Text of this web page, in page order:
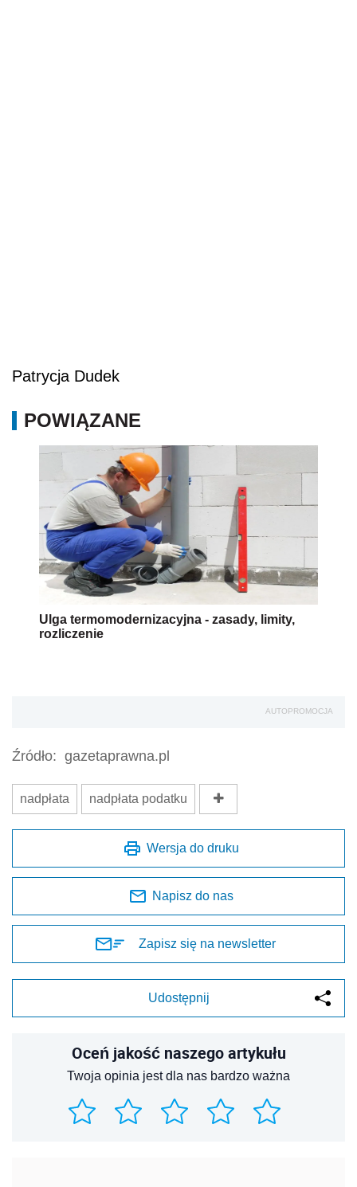
Patrycja Dudek
POWIĄZANE
Ulga termomodernizacyjna - zasady, limity,
rozliczenie
AUTOPROMOCJA
Źródło: gazetaprawna.pl
nadpłata nadpłata podatku
Wersja do druku
Napisz do nas
Zapisz się na newsletter
Udostępnij
Oceń jakość naszego artykułu
Twoja opinia jest dla nas bardzo ważna